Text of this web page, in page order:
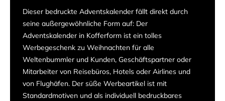
Dieser bedruckte Adventskalender fällt direkt durch
seine außergewöhnliche Form auf: Der
Adventskalender in Kofferform ist ein tolles
Werbegeschenk zu Weihnachten für alle
Weltenbummler und Kunden, Geschäftspartner oder
Mitarbeiter von Reisebüros, Hotels oder Airlines und
von Flughäfen. Der süße Werbeartikel ist mit
Standardmotiven und als individuell bedruckbares